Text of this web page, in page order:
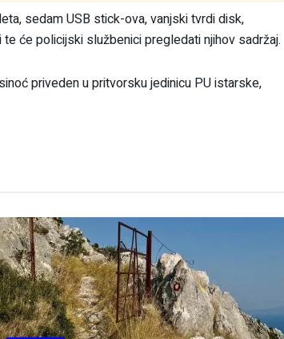
sedam USB stick-ova, vanjski tvrdi disk,
će policijski službenici pregledati njihov sadržaj.
priveden u pritvorsku jedinicu PU istarske,